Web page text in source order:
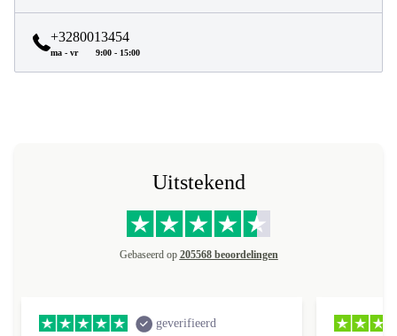
+3280013454
ma - vr 9:00 - 15:00
Uitstekend
Gebaseerd op 205568 beoordelingen
geverifieerd